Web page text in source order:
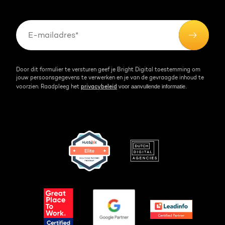
Kennisbank
Door dit formulier te versturen geef je Bright Digital toestemming om
jouw persoonsgegevens te verwerken en je van de gevraagde inhoud te
voorzien. Raadpleeg het privacybeleid voor aanvullende informatie.